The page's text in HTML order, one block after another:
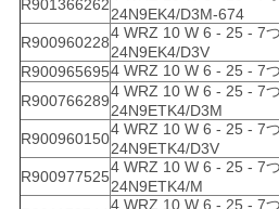
R901366262
24N9EK4/D3M-674
R900960228
4 WRZ 10 W 6 - 25 - 7
24N9EK4/D3V
R9009656954 WRZ 10 W 6 - 25 - 7
R900766289
4 WRZ 10 W 6 - 25 - 7
24N9ETK4/D3M
R900960150
4 WRZ 10 W 6 - 25 - 7
24N9ETK4/D3V
R900977525
4 WRZ 10 W 6 - 25 - 7
24N9ETK4/M
4 WRZ 10 W 6 - 25 - 7